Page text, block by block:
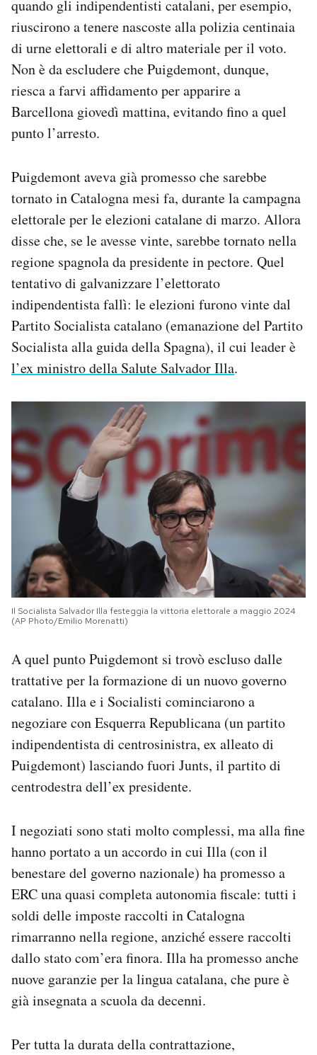
quando gli indipendentisti catalani, per esempio,
riuscirono a tenere nascoste alla polizia centinaia
di urne elettorali e di altro materiale per il voto.
Non è da escludere che Puigdemont, dunque,
riesca a farvi affidamento per apparire a
Barcellona giovedì mattina, evitando fino a quel
punto l’arresto.
Puigdemont aveva già promesso che sarebbe
tornato in Catalogna mesi fa, durante la campagna
elettorale per le elezioni catalane di marzo. Allora
disse che, se le avesse vinte, sarebbe tornato nella
regione spagnola da presidente in pectore. Quel
tentativo di galvanizzare l’elettorato
indipendentista fallì: le elezioni furono vinte dal
Partito Socialista catalano (emanazione del Partito
Socialista alla guida della Spagna), il cui leader è
l’ex ministro della Salute Salvador Illa.
Il Socialista Salvador Illa festeggia la vittoria elettorale a maggio 2024
(AP Photo/Emilio Morenatti)
A quel punto Puigdemont si trovò escluso dalle
trattative per la formazione di un nuovo governo
catalano. Illa e i Socialisti cominciarono a
negoziare con Esquerra Republicana (un partito
indipendentista di centrosinistra, ex alleato di
Puigdemont) lasciando fuori Junts, il partito di
centrodestra dell’ex presidente.
I negoziati sono stati molto complessi, ma alla fine
hanno portato a un accordo in cui Illa (con il
benestare del governo nazionale) ha promesso a
ERC una quasi completa autonomia fiscale: tutti i
soldi delle imposte raccolti in Catalogna
rimarranno nella regione, anziché essere raccolti
dallo stato com’era finora. Illa ha promesso anche
nuove garanzie per la lingua catalana, che pure è
già insegnata a scuola da decenni.
Per tutta la durata della contrattazione,